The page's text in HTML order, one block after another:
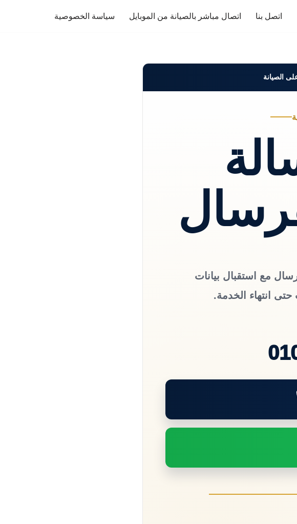
اتصل بنا اتصال مباشر بالصيانة من الموبايل سياسة الخصوصية
الصيانة
مع استقبال بيانات
حتى انتهاء الخدمة.